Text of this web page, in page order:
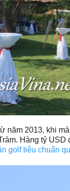
năm 2013, khi
Hàng tỷ
golf tiêu chuẩn